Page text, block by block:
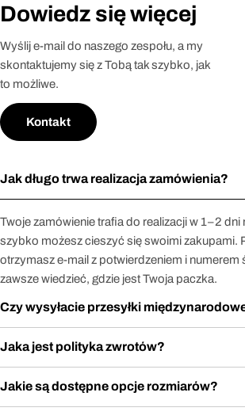
Dowiedz się więcej
Wyślij e-mail do naszego zespołu, a my
skontaktujemy się z Tobą tak szybko, jak
to możliwe.
Kontakt
Jak długo trwa realizacja zamówienia?
Twoje zamówienie trafia do realizacji w 1–2
szybko możesz cieszyć się swoimi zakupami.
otrzymasz e-mail z potwierdzeniem i numerem
zawsze wiedzieć, gdzie jest Twoja paczka.
Czy wysyłacie przesyłki
Jaka jest polityka zwrotów?
Jakie są dostępne opcje rozmiarów?